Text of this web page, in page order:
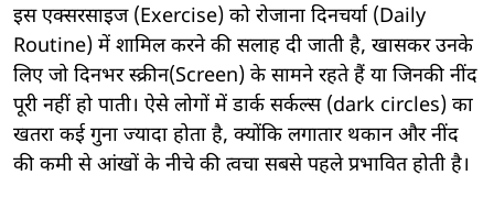
इस एक्सरसाइज (Exercise) को रोजाना दिनचर्या (Daily
Routine) में शामिल करने की सलाह दी जाती है, खासकर उनके
लिए जो दिनभर स्क्रीन(Screen) के सामने रहते हैं या जिनकी नींद
पूरी नहीं हो पाती। ऐसे लोगों में डार्क सर्कल्स (dark circles) का
खतरा कई गुना ज्यादा होता है, क्योंकि लगातार थकान और नींद
की कमी से आंखों के नीचे की त्वचा सबसे पहले प्रभावित होती है।